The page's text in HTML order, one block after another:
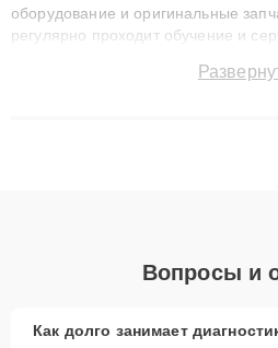
оборудование и оригинальные
регулярно проходит обучение и
технику с сохранением гарантии
Вопросы и
Как долго занимает